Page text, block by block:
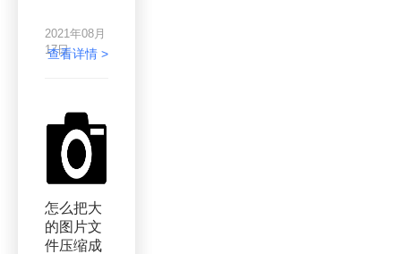
道如何图片
压缩，请参
考下面的方
图片。比如
说微信、钉
别人发送资
料时就会用
到传输，而
图片也是我
们经常需要
发送的一种
文件，不知
道大家有没
有试过发送
2021年08月
17日
查看详情 >
怎么把大
的图片文
件压缩成